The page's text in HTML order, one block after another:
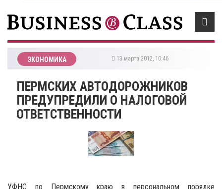
ЭКОНОМИКА 13 марта 2012, 10:46
ПЕРМСКИХ АВТОДОРОЖНИКОВ
ПРЕДУПРЕДИЛИ О НАЛОГОВОЙ
ОТВЕТСТВЕННОСТИ
УФНС по Пермскому краю в персональном порядке